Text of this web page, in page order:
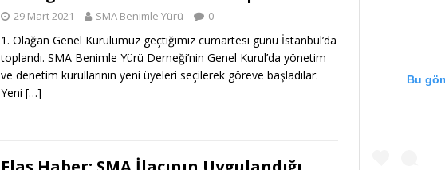
29 Mart 2021 SMA Benimle Yürü 0
1. Olağan Genel Kurulumuz geçtiğimiz cumartesi günü İstanbul’da
toplandı. SMA Benimle Yürü Derneği’nin Genel Kurul’da yönetim
ve denetim kurullarının yeni üyeleri seçilerek göreve başladılar.
Yeni […]
Bu